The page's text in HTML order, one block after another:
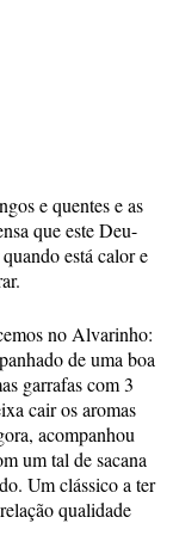
e quentes e as
que este Deu-
está calor e
no Alvarinho:
de uma boa
garrafas com 3
cair os aromas
acompanhou
um tal de sacana
Um clássico a ter
qualidade